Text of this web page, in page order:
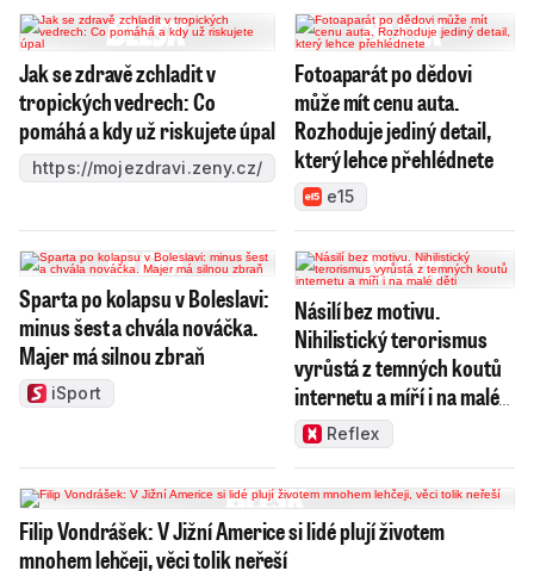
Jak se zdravě zchladit v
tropických vedrech: Co
pomáhá a kdy už riskujete úpal
https://mojezdravi.zeny.cz/
Fotoaparát po dědovi
může mít cenu auta.
Rozhoduje jediný detail,
který lehce přehlédnete
e15
Sparta po kolapsu v Boleslavi:
minus šest a chvála nováčka.
Majer má silnou zbraň
iSport
Násilí bez motivu.
Nihilistický terorismus
vyrůstá z temných koutů
internetu a míří i na malé
dětiReflex
Filip Vondrášek: V Jižní Americe si lidé plují životem
mnohem lehčeji, věci tolik neřeší